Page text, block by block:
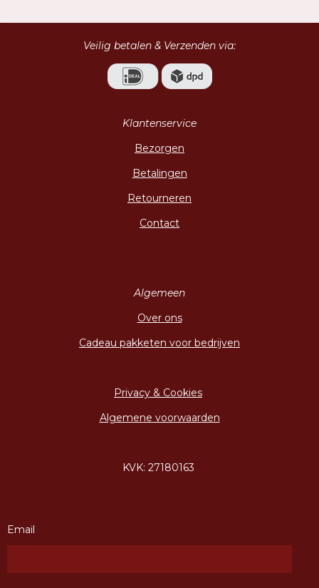
Veilig betalen & Verzenden via:
Klantenservice
Bezorgen
Betalingen
Retourneren
Contact
Algemeen
Over ons
Cadeau pakketen voor bedrijven
Privacy & Cookies
Algemene voorwaarden
KVK: 27180163
Email